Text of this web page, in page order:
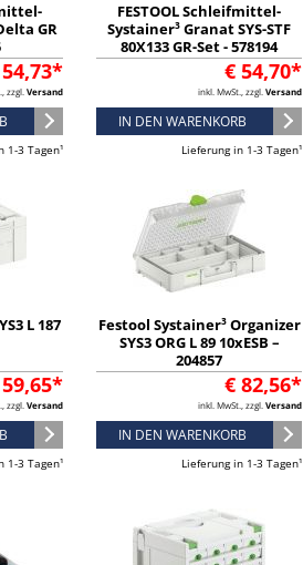
GR
zzgl. Versand
1-3 Tagen¹
FESTOOL Schleifmittel-
Systainer³ Granat SYS-STF
80X133 GR-Set - 578194
€ 54,70*
inkl. MwSt., zzgl. Versand
IN DEN WARENKORB
Lieferung in 1-3 Tagen¹
L 187
zzgl. Versand
1-3 Tagen¹
Festool Systainer³ Organizer
SYS3 ORG L 89 10xESB –
204857
€ 82,56*
inkl. MwSt., zzgl. Versand
IN DEN WARENKORB
Lieferung in 1-3 Tagen¹